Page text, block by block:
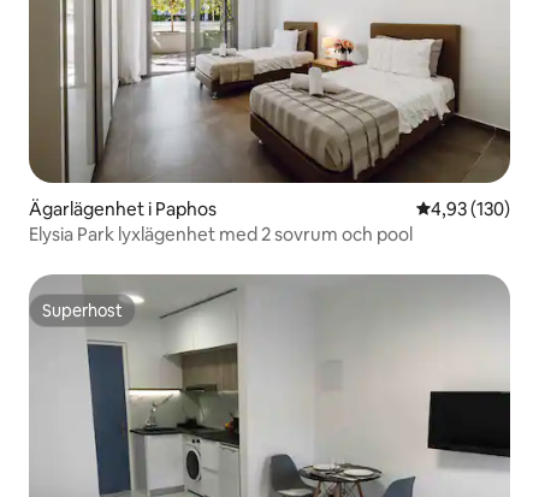
Ägarlägenhet i Paphos 4,93 av 5 i
4,93 (130)
Elysia Park lyxlägenhet med 2 sovrum och pool
Superhost
Superhost